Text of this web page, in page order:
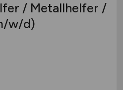
/ Metallhelfer /
w/d)